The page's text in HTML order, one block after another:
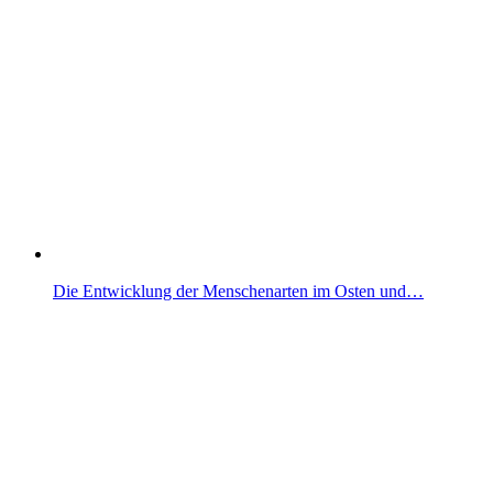
Die Entwicklung der Menschenarten im Osten und…